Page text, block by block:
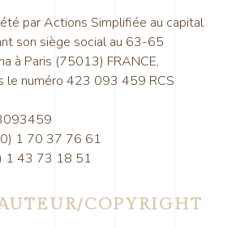
par Actions Simplifiée au capital
son siège social au 63-65
à Paris (75013) FRANCE,
le numéro 423 093 459 RCS
1 70 37 76 61
1 43 73 18 51
COPYRIGHT